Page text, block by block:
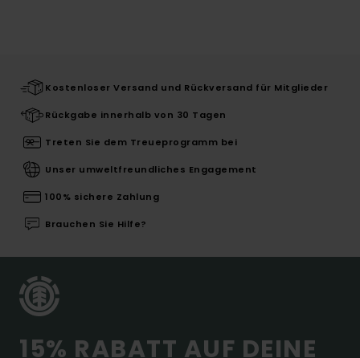
Kostenloser Versand und Rückversand für Mitglieder
Rückgabe innerhalb von 30 Tagen
Treten Sie dem Treueprogramm bei
Unser umweltfreundliches Engagement
100% sichere Zahlung
Brauchen Sie Hilfe?
15% RABATT AUF DEINE